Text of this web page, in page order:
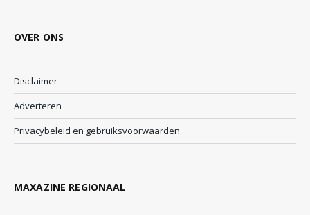
OVER ONS
Disclaimer
Adverteren
Privacybeleid en gebruiksvoorwaarden
MAXAZINE REGIONAAL